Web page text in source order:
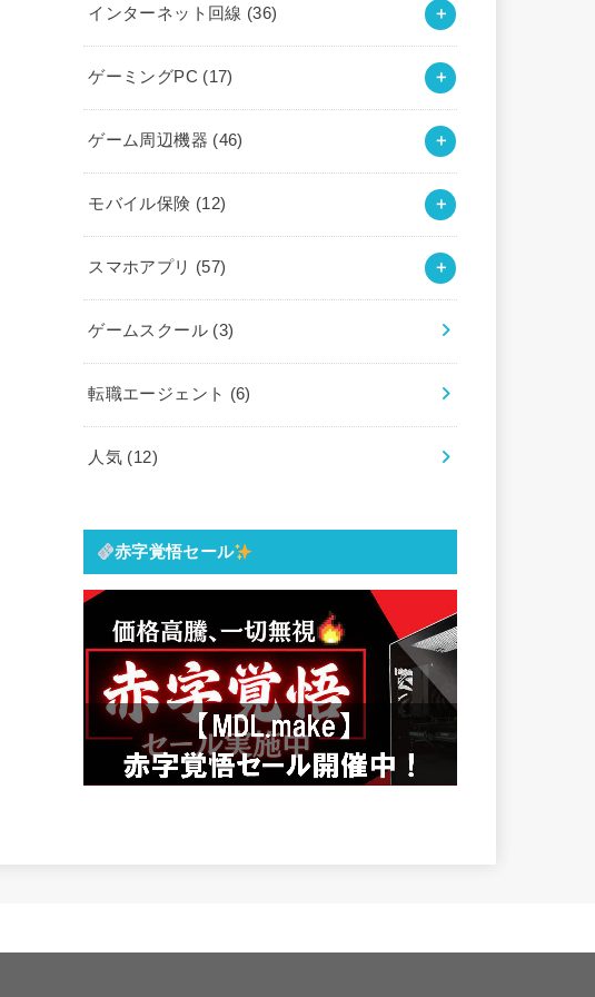
インターネット回線 (36)
ゲーミングPC (17)
ゲーム周辺機器 (46)
モバイル保険 (12)
スマホアプリ (57)
ゲームスクール (3)
転職エージェント (6)
人気 (12)
赤字覚悟セール